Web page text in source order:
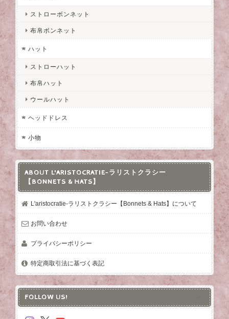
ストローボンネット
布帛ボンネット
ハット
ストローハット
布帛ハット
ウールハット
ヘッドドレス
小物
ABOUT L'ARISTOCRATIE-ラリストクラシー
【BONNETS & HATS】
L'aristocratie-ラリストクラシー【Bonnets & Hats】について
お問い合わせ
プライバシーポリシー
特定商取引法に基づく表記
FOLLOW US!